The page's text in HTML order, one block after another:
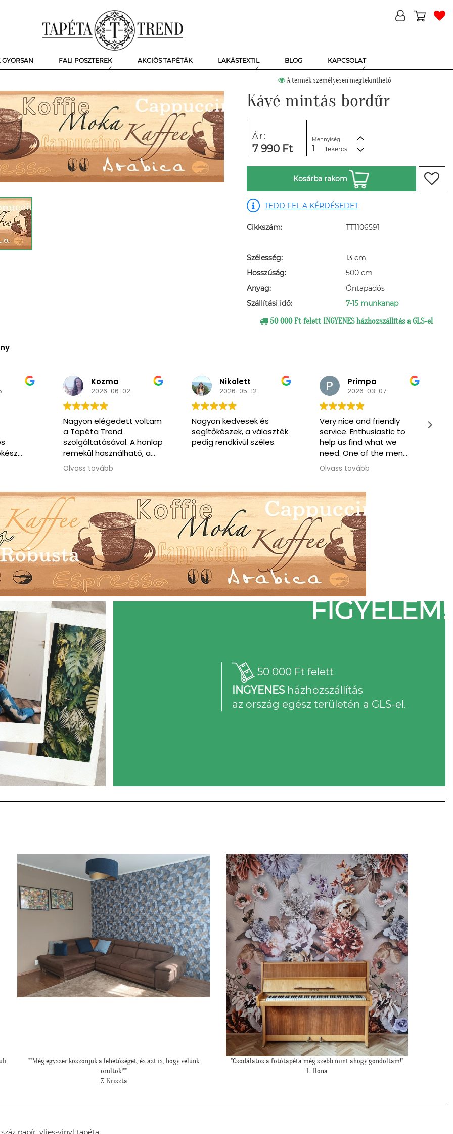
FALI POSZTEREK AKCIÓS TAPÉTÁK LAKÁSTEXTIL BLOG KAPCSOLAT
A termék személyesen megtekinthető
Kávé mintás bordűr
Ár:
7 990 Ft
Mennyiség:
Tekercs
Kosárba rakom
TEDD FEL A KÉRDÉSEDET
Cikkszám: TT1106591
Szélesség:
13 cm
Hosszúság:
500 cm
Anyag:
Öntapadós
Szállítási idő:
7-15 munkanap
50 000 Ft felett INGYENES házhozszállítás a GLS-el
Kozma
2026-06-02
Nagyon elégedett voltam
a Tapéta Trend
szolgáltatásával. A honlap
remekül használható, a
kommunikáció végig
korrekt és segítőkész volt.
kerültünk, rugalmasan
ajánlottak alternatív
megoldást, ami nagy
segítség volt. Jó szívvel
ajánlom a csapatot.
Olvass tovább
Nikolett
2026-05-12
Nagyon kedvesek és
segítőkészek, a választék
pedig rendkívül széles.
Primpa
2026-03-07
Very nice and friendly
service. Enthusiastic to
help us find what we
need. One of the men
also spoke English.
Olvass tovább
FIGYELEM!
50 000 Ft felett
INGYENESházhozszállítás
az ország egész területén a GLS-el.
""Még egyszer köszönjük a lehetőséget, és azt is, hogy velünk
örültök!""
Z. Kriszta
"Csodálatos a fotótapéta még szebb mint ahogy gondoltam!"
L. Ilona